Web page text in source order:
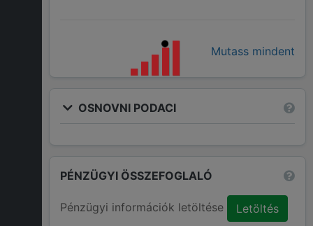
Mutass mindent
OSNOVNI PODACI
PÉNZÜGYI ÖSSZEFOGLALÓ
Pénzügyi információk letöltése Letöltés